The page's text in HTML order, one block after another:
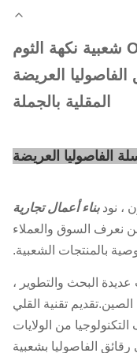
اسم المنتج: خدمة OEM شعبية نكهة الثوم
العريضة
المقلية بالجملة
الفاصوليا العريضة
، نودبناء أعمال تجارية
نعرف السوق والعملاء
بالمنتجات الشعبية.
عديدة البحث والتطوير ،
الصين.تقديم تقنية القلي
التكنولوجيا من الولايات
الفاصوليا بشعبية